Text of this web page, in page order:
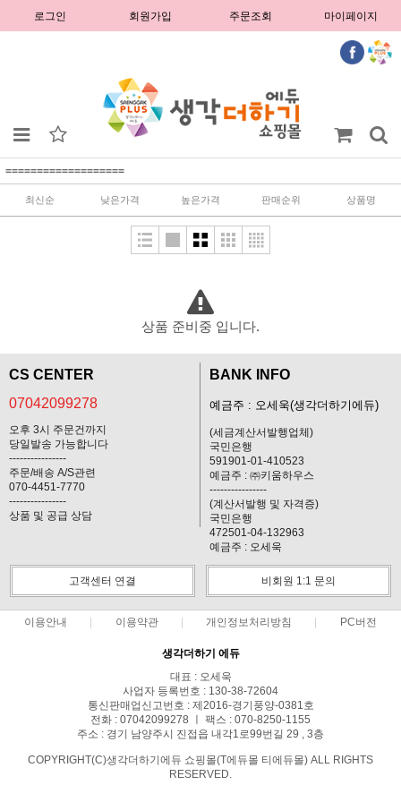
로그인 회원가입 주문조회 마이페이지
===================
최신순 낮은가격 높은가격 판매순위 상품명
상품 준비중 입니다.
CS CENTER
07042099278
오후 3시 주문건까지
당일발송 가능합니다
----------------
주문/배송 A/S관련
070-4451-7770
----------------
상품 및 공급 상담
BANK INFO
예금주 : 오세욱(생각더하기에듀)
(세금계산서발행업체)
국민은행
591901-01-410523
예금주 : ㈜키움하우스
----------------
(계산서발행 및 자격증)
국민은행
472501-04-132963
예금주 : 오세욱
고객센터 연결 비회원 1:1 문의
이용안내 이용약관 개인정보처리방침 PC버전
생각더하기 에듀
대표 : 오세욱
사업자 등록번호 : 130-38-72604
통신판매업신고번호 : 제2016-경기풍양-0381호
전화 : 07042099278 ㅣ 팩스 : 070-8250-1155
주소 : 경기 남양주시 진접읍 내각1로99번길 29 , 3층
COPYRIGHT(C)생각더하기에듀 쇼핑몰(T에듀몰 티에듀몰) ALL RIGHTS
RESERVED.